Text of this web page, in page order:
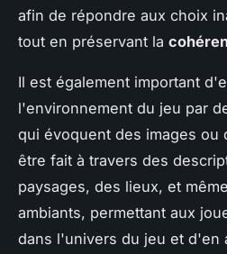
afin de répondre aux choix
tout en préservant la
Il est également important
l'environnement du jeu par
qui évoquent des images ou
être fait à travers des
paysages, des lieux, et
ambiants, permettant aux
dans l'univers du jeu et d'en